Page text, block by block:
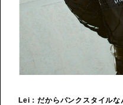
Lei：だからパンクスタイル